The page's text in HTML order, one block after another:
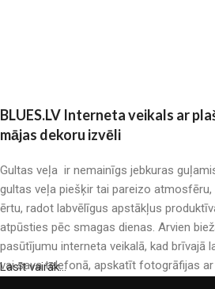
BLUES.LV Interneta veikals ar
mājas dekoru izvēli
Gultas veļa ir nemainīgs jebkuras
gultas veļa piešķir tai pareizo
ērtu, radot labvēlīgus apstākļus
atpūsties pēc smagas dienas. Arvien
pasūtījumu interneta veikalā, kad brīvajā
vai sava telefonā, apskatīt fotogrāfijas
Lasīt vairāk...